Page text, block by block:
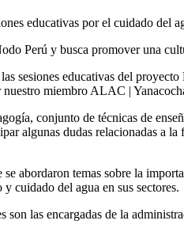
Perú y busca promover una
sesiones educativas del
miembro ALAC |
conjunto de técnicas de
algunas dudas relacionadas a
abordaron temas sobre la
cuidado del agua en sus sectores.
las encargadas de la